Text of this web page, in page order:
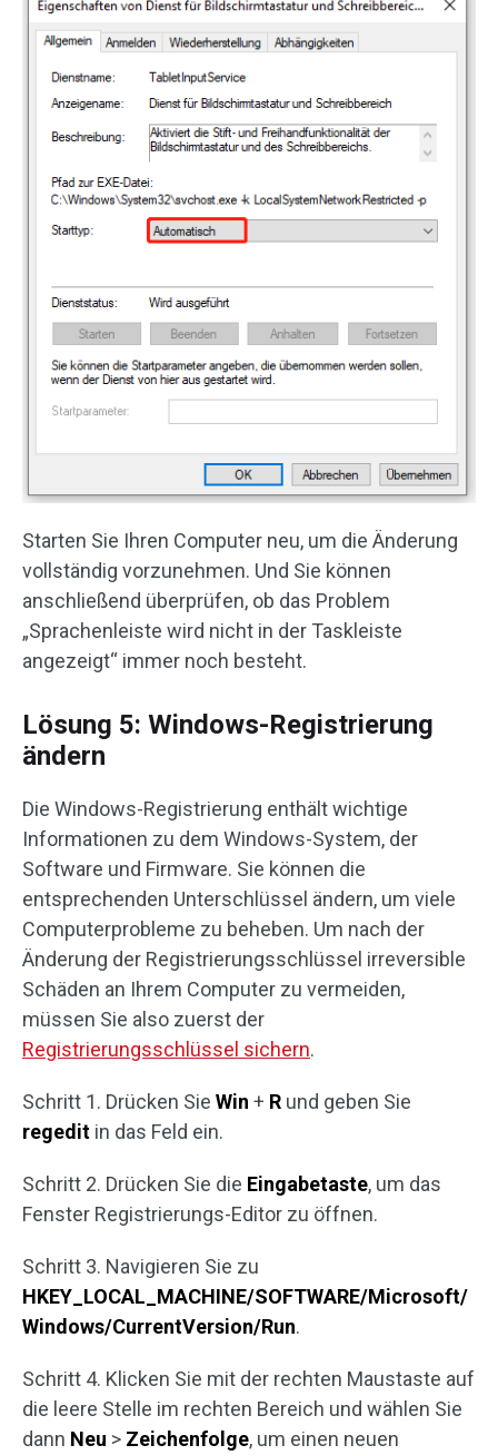
Starten Sie Ihren Computer neu, um die Änderung
vollständig vorzunehmen. Und Sie können
anschließend überprüfen, ob das Problem
„Sprachenleiste wird nicht in der Taskleiste
angezeigt“ immer noch besteht.
Lösung 5: Windows-Registrierung
ändern
Die Windows-Registrierung enthält wichtige
Informationen zu dem Windows-System, der
Software und Firmware. Sie können die
entsprechenden Unterschlüssel ändern, um viele
Computerprobleme zu beheben. Um nach der
Änderung der Registrierungsschlüssel irreversible
Schäden an Ihrem Computer zu vermeiden,
müssen Sie also zuerst der
Registrierungsschlüssel sichern.
Schritt 1. Drücken Sie Win + R und geben Sie
regedit in das Feld ein.
Schritt 2. Drücken Sie die Eingabetaste, um das
Fenster Registrierungs-Editor zu öffnen.
Schritt 3. Navigieren Sie zu
HKEY_LOCAL_MACHINE/SOFTWARE/Microsoft/
Windows/CurrentVersion/Run.
Schritt 4. Klicken Sie mit der rechten Maustaste auf
die leere Stelle im rechten Bereich und wählen Sie
dann Neu > Zeichenfolge, um einen neuen